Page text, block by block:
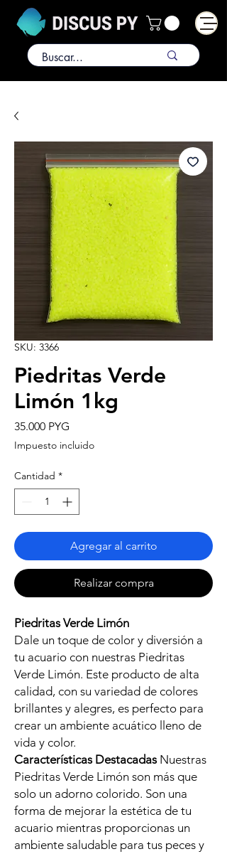
SKU: 3366
Piedritas Verde
Limón 1kg
35.000 PYG
Impuesto incluido
Cantidad *
Agregar al carrito
Realizar compra
Piedritas Verde Limón
Dale un toque de color y diversión a
tu acuario con nuestras Piedritas
Verde Limón. Este producto de alta
calidad, con su variedad de colores
brillantes y alegres, es perfecto para
crear un ambiente acuático lleno de
vida y color.
Características DestacadasNuestras
Piedritas Verde Limón son más que
solo un adorno colorido. Son una
forma de mejorar la estética de tu
acuario mientras proporcionas un
ambiente saludable para tus peces y